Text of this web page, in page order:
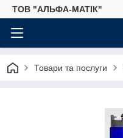
ТОВ "АЛЬФА-МАТІК"
Товари та послуги